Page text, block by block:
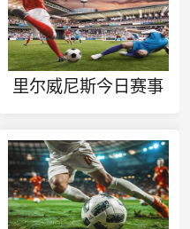
里尔威尼斯今日赛事